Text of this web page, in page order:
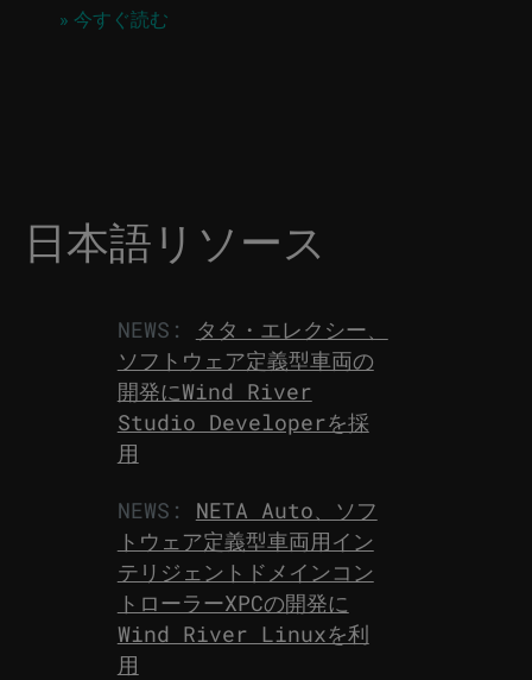
» 今すぐ読む
日本語リソース
NEWS:
タタ・エレクシー、
ソフトウェア定義型車両の
開発にWind River
Studio Developerを採
用
NEWS:
NETA Auto、ソフ
トウェア定義型車両用イン
テリジェントドメインコン
トローラーXPCの開発に
Wind River Linuxを利
用